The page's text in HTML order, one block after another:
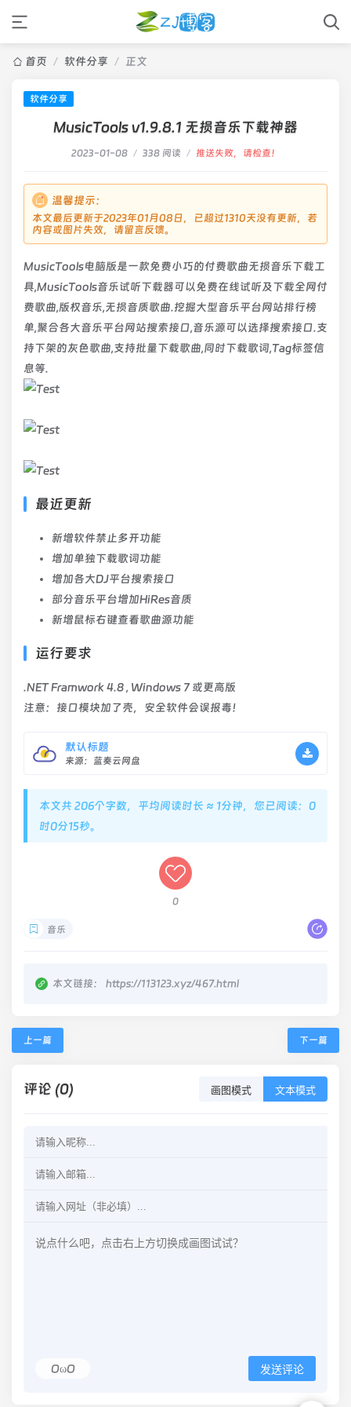
首页 / 软件分享 / 正文
软件分享
MusicTools v1.9.8.1 无损音乐下载神器
2023-01-08 / 338 阅读 / 推送失败，请检查！
温馨提示：
本文最后更新于2023年01月08日，已超过1310天没有更新，若
内容或图片失效，请留言反馈。
MusicTools电脑版是一款免费小巧的付费歌曲无损音乐下载工
具,MusicTools音乐试听下载器可以免费在线试听及下载全网付
费歌曲,版权音乐,无损音质歌曲.挖掘大型音乐平台网站排行榜
单,聚合各大音乐平台网站搜索接口,音乐源可以选择搜索接口.支
持下架的灰色歌曲,支持批量下载歌曲,同时下载歌词,Tag标签信
息等.
最近更新
新增软件禁止多开功能
增加单独下载歌词功能
增加各大DJ平台搜索接口
部分音乐平台增加HiRes音质
新增鼠标右键查看歌曲源功能
运行要求
.NET Framwork 4.8 , Windows 7 或更高版
注意：接口模块加了壳，安全软件会误报毒！
默认标题
来源：蓝奏云网盘
本文共 206个字数，平均阅读时长 ≈ 1分钟，您已阅读：0
时0分16秒。
0
音乐
本文链接： https://113123.xyz/467.html
上一篇 下一篇
评论 (0) 画图模式 文本模式
OωO 发送评论